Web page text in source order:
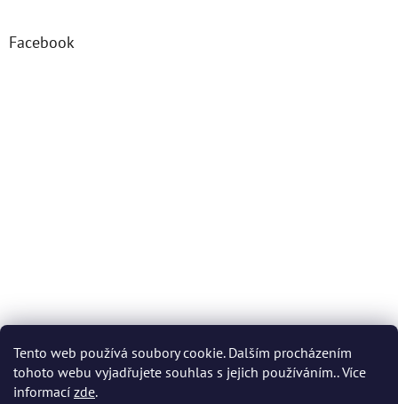
Tento web používá soubory cookie. Dalším procházením
tohoto webu vyjadřujete souhlas s jejich používáním.. Více
informací zde.
Facebook